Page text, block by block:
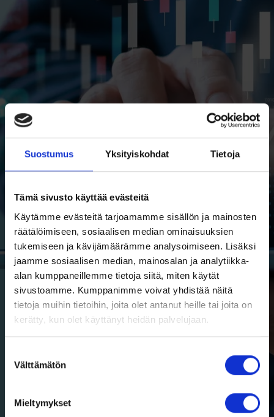
Suostumus Yksityiskohdat Tietoja
Tämä sivusto käyttää evästeitä
Käytämme evästeitä tarjoamamme sisällön ja mainosten
räätälöimiseen, sosiaalisen median ominaisuuksien
tukemiseen ja kävijämäärämme analysoimiseen. Lisäksi
jaamme sosiaalisen median, mainosalan ja analytiikka-
alan kumppaneillemme tietoja siitä, miten käytät
sivustoamme. Kumppanimme voivat yhdistää näitä
tietoja muihin tietoihin, joita olet antanut heille tai joita on
kerätty, kun olet käyttänyt heidän palvelujaan.
valinta
Välttämätön
Mieltymykset